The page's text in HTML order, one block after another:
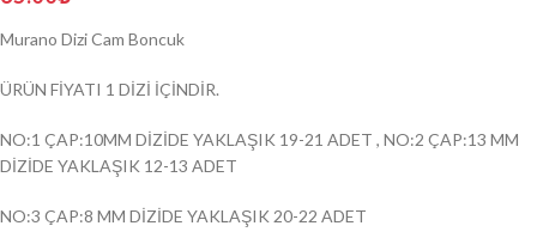
Murano Dizi Cam Boncuk
ÜRÜN FİYATI 1 DİZİ İÇİNDİR.
NO:1 ÇAP:10MM DİZİDE YAKLAŞIK 19-21 ADET , NO:2 ÇAP:13 MM
DİZİDE YAKLAŞIK 12-13 ADET
NO:3 ÇAP:8 MM DİZİDE YAKLAŞIK 20-22 ADET